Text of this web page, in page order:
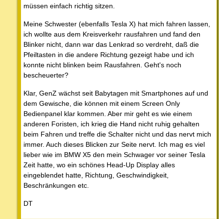
müssen einfach richtig sitzen.
Meine Schwester (ebenfalls Tesla X) hat mich fahren lassen,
ich wollte aus dem Kreisverkehr rausfahren und fand den
Blinker nicht, dann war das Lenkrad so verdreht, daß die
Pfeiltasten in die andere Richtung gezeigt habe und ich
konnte nicht blinken beim Rausfahren. Geht's noch
bescheuerter?
Klar, GenZ wächst seit Babytagen mit Smartphones auf und
dem Gewische, die können mit einem Screen Only
Bedienpanel klar kommen. Aber mir geht es wie einem
anderen Foristen, ich krieg die Hand nicht ruhig gehalten
beim Fahren und treffe die Schalter nicht und das nervt mich
immer. Auch dieses Blicken zur Seite nervt. Ich mag es viel
lieber wie im BMW X5 den mein Schwager vor seiner Tesla
Zeit hatte, wo ein schönes Head-Up Display alles
eingeblendet hatte, Richtung, Geschwindigkeit,
Beschränkungen etc.
DT